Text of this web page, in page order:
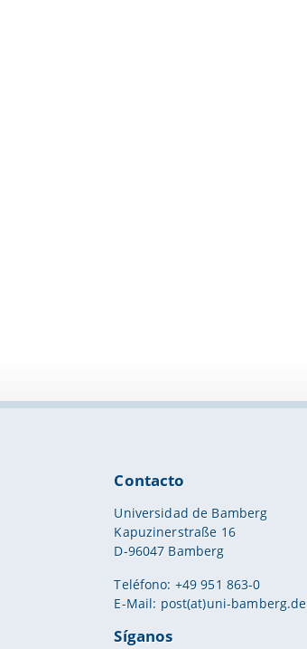
Contacto
Universidad de Bamberg
Kapuzinerstraße 16
D-96047 Bamberg
Teléfono: +49 951 863-0
E-Mail: post(at)uni-bamberg.de
Síganos